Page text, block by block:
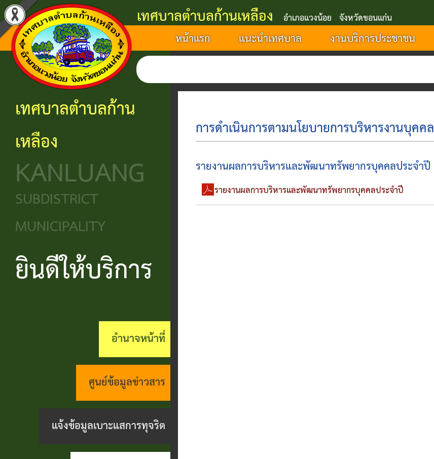
เทศบาลตำบลก้านเหลือง อำเภอแวงน้อย จังหวัดขอนแก่น
หน้าแรก แนะนำเทศบาล งานบริการประชาชน
แนะนำ
เทศบาล
ความ
เป็นมา
ข้อมูล
พื้น
ฐาน
วิสัยทัศน์
และ
ยุทธศาสตร์
งาน
บริการ
ประชาชน
บริการ
ประชาชน
ศูนย์ช่วย
ประชาชน
แบบ
ฟอร์ม
โครงสร้าง
องค์กร
เทศบาล
โครงสร้าง
นิติบัญญัติ
โครงสร้าง
บริหาร
โครงสร้าง
ส่วน
ศูนย์
ข้อมูล
ข่าวสาร
และ
แผน
งาน
ข้อมูล
ข่าวสาร
สถานะ
รบ.อำนวย
ติดต่อ
ข้อมูล
ติดต่อ
แจ้ง
ความ
เดือด
ร้อน
ร้อง
ร้อง
ทุกข์
เทศบาลตำบลก้าน
เหลือง
KANLUANG
SUBDISTRICT
MUNICIPALITY
ยินดีให้บริการ
อำนาจหน้าที่
ศูนย์ข้อมูลข่าวสาร
แจ้งข้อมูลเบาะแสการทุจริต
การดำเนินการตามนโยบายการบริหารงานบุคคล
รายงานผลการบริหารและพัฒนาทรัพยากรบุคคลประจำปี
รายงานผลการบริหารและพัฒนาทรัพยากรบุคคลประจำปี